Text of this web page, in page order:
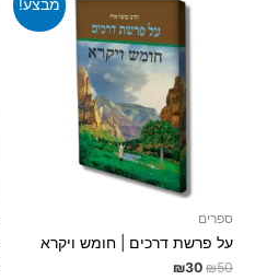
מבצע!
ספרים
על פרשת דרכים | חומש ויקרא
₪50
₪30